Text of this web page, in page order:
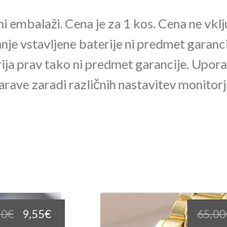
Cena je za 1 kos. Cena ne
vstavljene baterije ni predmet
prav tako ni predmet garancije.
zaradi različnih nastavitev
€
Izvirna
9,55€Trenutna
65,00